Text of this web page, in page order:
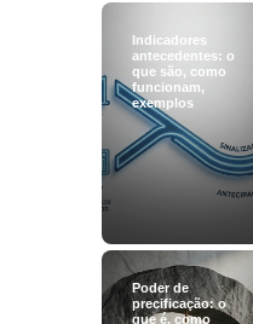
Indicadores
antecedentes: o
que são, como
funcionam,
exemplos
Poder de
precificação: o
que é, como